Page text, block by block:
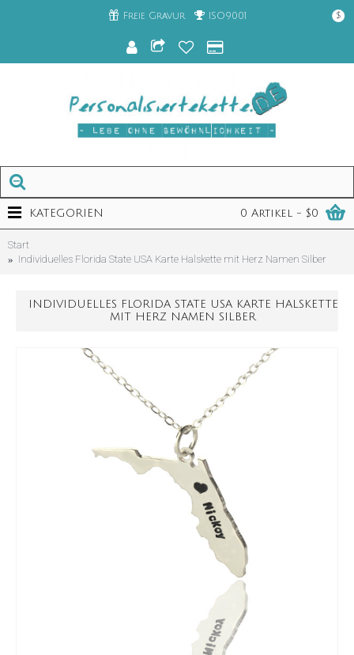
Freie Gravur ISO9001 $
0 Artikel - $0
KATEGORIEN
Start
Individuelles Florida State USA Karte Halskette mit Herz Namen Silber
INDIVIDUELLES FLORIDA STATE USA KARTE HALSKETTE
MIT HERZ NAMEN SILBER